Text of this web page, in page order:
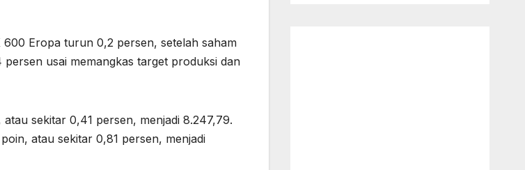
600 Eropa turun 0,2 persen, setelah saham
usai memangkas target produksi dan
sekitar 0,41 persen, menjadi 8.247,79.
atau sekitar 0,81 persen, menjadi